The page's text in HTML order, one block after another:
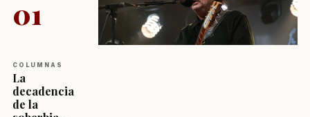
01
COLUMNAS
La
decadencia
de la